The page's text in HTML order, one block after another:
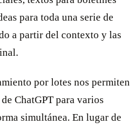
para toda una serie de
a partir del contexto y las
por lotes nos permiten
ChatGPT para varios
simultánea. En lugar de